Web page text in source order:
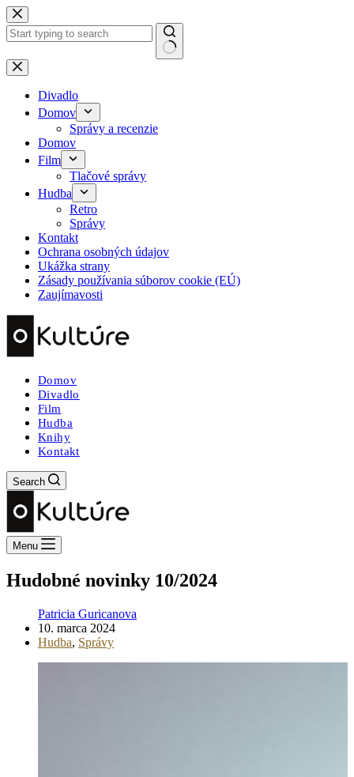
Skip
to
content
No
results
Divadlo
Domov
Správy a recenzie
Domov
Film
Tlačové správy
Hudba
Retro
Správy
Kontakt
Ochrana osobných údajov
Ukážka strany
Zásady používania súborov cookie (EÚ)
Zaujímavosti
Domov
Divadlo
Film
Hudba
Knihy
Kontakt
Search
Menu
Hudobné novinky 10/2024
Patricia Guricanova
10. marca 2024
Hudba, Správy